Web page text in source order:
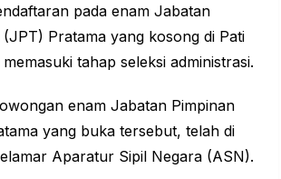
pada enam Jabatan
(JPT) Pratama yang kosong di Pati
tahap seleksi administrasi.
enam Jabatan Pimpinan
yang buka tersebut, telah di
Aparatur Sipil Negara (ASN).